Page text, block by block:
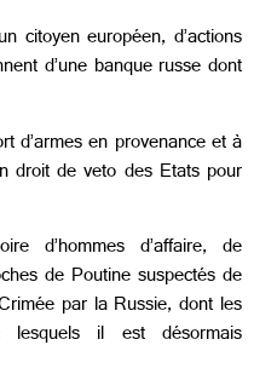
citoyen européen, d’actions
d’une banque russe dont
d’armes en provenance et à
droit de veto des Etats pour
d’hommes d’affaire, de
de Poutine suspectés de
par la Russie, dont les
il est désormais